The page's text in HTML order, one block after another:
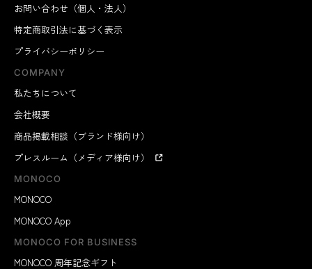
お問い合わせ（個人・法人）
特定商取引法に基づく表示
プライバシーポリシー
COMPANY
私たちについて
会社概要
商品掲載相談（ブランド様向け）
プレスルーム（メディア様向け）
MONOCO
MONOCO
MONOCO App
MONOCO FOR BUSINESS
MONOCO 周年記念ギフト